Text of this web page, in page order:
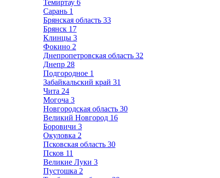
Темиртау 6
Сарань 1
Брянская область 33
Брянск 17
Клинцы 3
Фокино 2
Днепропетровская область 32
Днепр 28
Подгородное 1
Забайкальский край 31
Чита 24
Могоча 3
Новгородская область 30
Великий Новгород 16
Боровичи 3
Окуловка 2
Псковская область 30
Псков 11
Великие Луки 3
Пустошка 2